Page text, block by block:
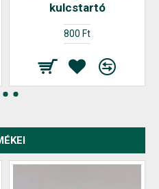
kulcstartó
800 Ft